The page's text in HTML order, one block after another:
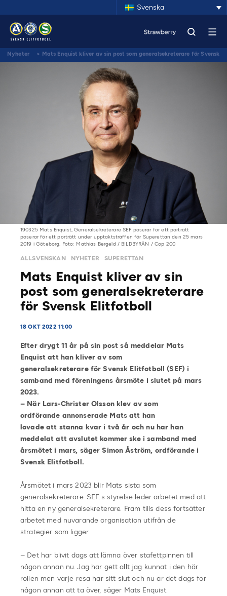
Svenska
Nyheter > Mats Enquist kliver av sin post som generalsekreterare för Svensk
190325 Mats Enquist, Generalsekreterare SEF poserar för ett porträtt
poserar för ett porträtt under upptaktsträffen för Superettan den 25 mars
2019 i Göteborg. Foto: Mathias Bergeld / BILDBYRÅN / Cop 200
ALLSVENSKAN NYHETER SUPERETTAN
Mats Enquist kliver av sin
post som generalsekreterare
för Svensk Elitfotboll
18 OKT 2022 11:00
Efter drygt 11 år på sin post så meddelar Mats
Enquist att han kliver av som
generalsekreterare för Svensk Elitfotboll (SEF) i
samband med föreningens årsmöte i slutet på mars
2023.
– När Lars-Christer Olsson klev av som
ordförande annonserade Mats att han
lovade att stanna kvar i två år och nu har han
meddelat att avslutet kommer ske i samband med
årsmötet i mars, säger Simon Åström, ordförande i
Svensk Elitfotboll.
Årsmötet i mars 2023 blir Mats sista som
generalsekreterare. SEF:s styrelse leder arbetet med att
hitta en ny generalsekreterare. Fram tills dess fortsätter
arbetet med nuvarande organisation utifrån de
strategier som ligger.
– Det har blivit dags att lämna över stafettpinnen till
någon annan nu. Jag har gett allt jag kunnat i den här
rollen men varje resa har sitt slut och nu är det dags för
någon annan att ta över, säger Mats Enquist.